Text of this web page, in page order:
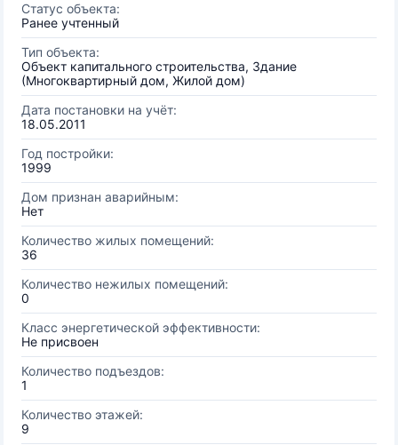
Статус объекта:
Ранее учтенный
Тип объекта:
Объект капитального строительства, Здание
(Многоквартирный дом, Жилой дом)
Дата постановки на учёт:
18.05.2011
Год постройки:
1999
Дом признан аварийным:
Нет
Количество жилых помещений:
36
Количество нежилых помещений:
0
Класс энергетической эффективности:
Не присвоен
Количество подъездов:
1
Количество этажей:
9